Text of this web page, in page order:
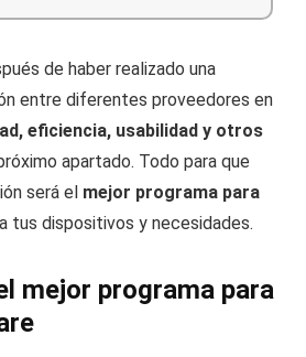
de haber realizado una
entre diferentes proveedores en
eficiencia, usabilidad y otros
apartado. Todo para que
será el mejor programa para
tus dispositivos y necesidades.
mejor programa para